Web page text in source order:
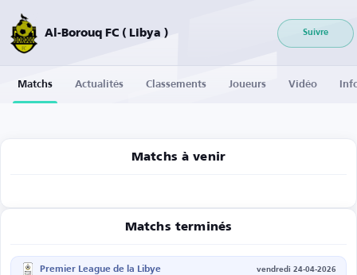
Al-Borouq FC ( Libya ) Suivre
Matchs Actualités Classements Joueurs Vidéo
Matchs à venir
Matchs terminés
Premier League de la Libye vendredi 24-04-2026